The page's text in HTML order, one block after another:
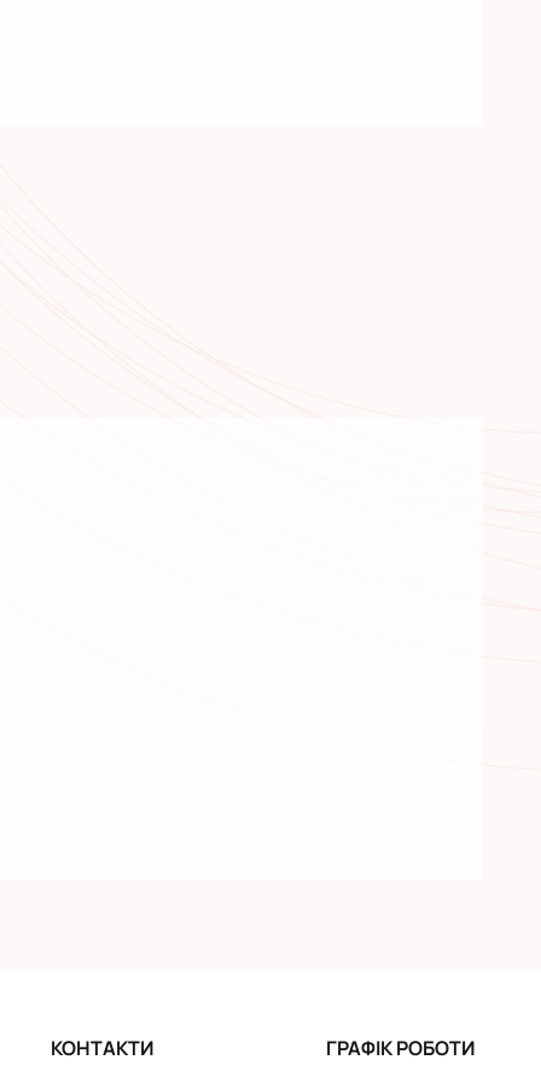
КОНТАКТИ ГРАФІК РОБОТИ